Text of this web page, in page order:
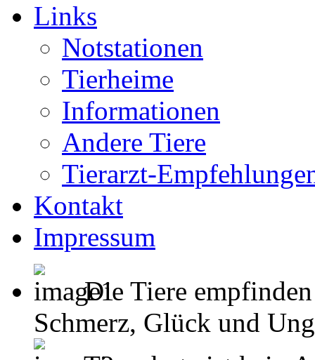
Links
Notstationen
Tierheime
Informationen
Andere Tiere
Tierarzt-
Kontakt
Impressum
Die Tiere
Schmerz, Glück und